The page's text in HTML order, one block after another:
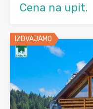
Cena na upit.
IZDVAJAMO